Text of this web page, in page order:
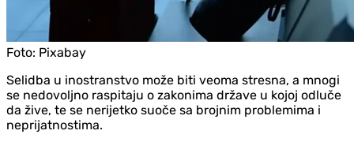
Foto: Pixabay
Selidba u inostranstvo može biti veoma stresna, a mnogi
se nedovoljno raspitaju o zakonima države u kojoj odluče
da žive, te se nerijetko suoče sa brojnim problemima i
neprijatnostima.